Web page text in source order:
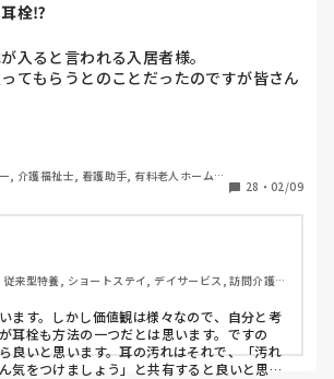
栓⁉︎
入ると言われる入居者様。
てもらうとのことだったのですが皆さん
トなためあまり強く言えず…
耳を拭いてない様子。あとから耳を拭い
て拭くととても汚いのですが、耳栓よりも
だと思いますし（衛生的に消毒なども必要
思われますか？
, 介護福祉士, 看護助手, 有料老人ホーム,
28 ・ 02/09
従来型特養, ショートステイ, デイサービス, 訪問介護,
ます。しかし価値観は様々なので、自分と考
耳栓も方法の一つだとは思います。ですの
良いと思います。耳の汚れはそれで、「汚れ
気をつけましょう」と共有すると良いと思い